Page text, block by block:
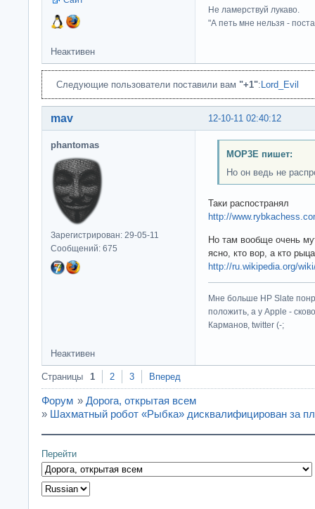
Не ламерствуй лукаво.
"А петь мне нельзя -
Неактивен
Следующие пользователи поставили вам "+1": Lord_Evil
12-10-11 02:40:12
mav
phantomas
Зарегистрирован: 29-05-11
Сообщений: 675
MOP3E пишет:
Но он ведь не
Таки распостранял
http://
Но там вообще очень
ясно, кто вор, а кто
http://ru.wikipedia.org/
Мне больше HP Slate
положить, а у Apple -
Карманов, twitter (-;
Неактивен
Страницы 1 2 3 Вперед
Форум » Дорога, открытая всем
» Шахматный робот «Рыбка» дисквалифицирован за
Перейти